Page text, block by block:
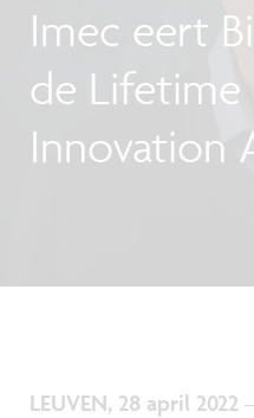
Imec eert
de
Innovation
LEUVEN, 28 april 2022